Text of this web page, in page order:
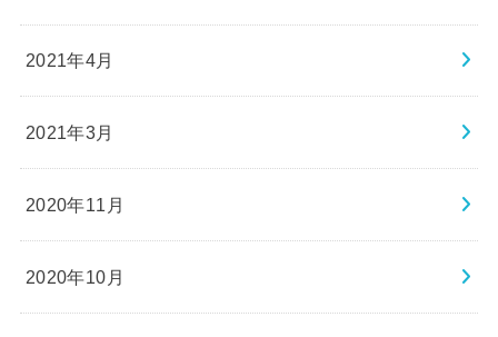
2021年4月
2021年3月
2020年11月
2020年10月